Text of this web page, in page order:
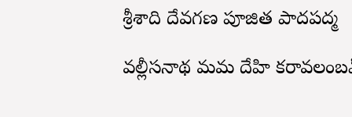
శ్రీశాది దేవగణ పూజిత పాదపద్మ
వల్లీసనాథ మమ దేహి